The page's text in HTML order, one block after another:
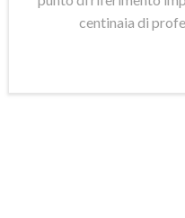
centinaia di